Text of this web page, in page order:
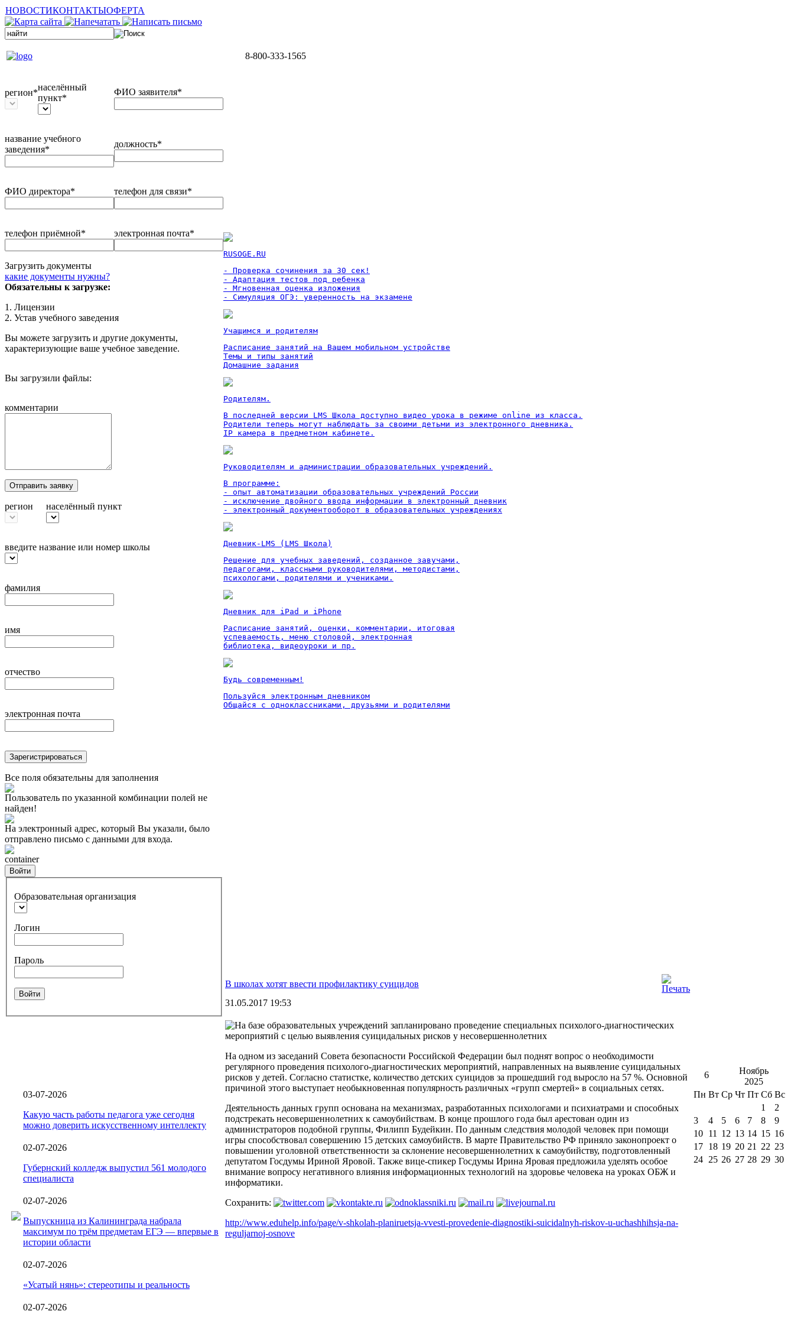
НОВОСТИКОНТАКТЫОФЕРТА
8-800-333-1565
регион*
населённый
пункт*
ФИО заявителя*
название учебного
заведения*
должность*
ФИО директора* телефон для связи*
телефон приёмной* электронная почта*
Загрузить документы
какие документы нужны?
Обязательны к загрузке:
1. Лицензии
2. Устав учебного заведения
Вы можете загрузить и другие документы,
характеризующие ваше учебное заведение.
Вы загрузили файлы:
комментарии
Отправить заявку
регион населённый пункт
введите название или номер школы
фамилия
имя
отчество
электронная почта
Зарегистрироваться
Все поля обязательны для заполнения
Пользователь по указанной комбинации полей не
найден!
На электронный адрес, который Вы указали, было
отправлено письмо с данными для входа.
container
Войти
Образовательная организация
Логин
Пароль
Войти
03-07-2026
Какую часть работы педагога уже сегодня
можно доверить искусственному интеллекту
02-07-2026
Губернский колледж выпустил 561 молодого
специалиста
02-07-2026
Выпускница из Калининграда набрала
максимум по трём предметам ЕГЭ — впервые в
истории области
02-07-2026
«Усатый нянь»: стереотипы и реальность
02-07-2026
RUSOGE.RU
- Проверка сочинения за 30 сек!
- Адаптация тестов под ребенка
- Мгновенная оценка изложения
- Симуляция ОГЭ: уверенность на экзамене
Учащимся и родителям
Расписание занятий на Вашем мобильном устройстве
Темы и типы занятий
Домашние задания
Родителям.
В последней версии LMS Школа доступно видео урока в режиме online из класса.
Родители теперь могут наблюдать за своими детьми из электронного дневника.
IP камера в предметном кабинете.
Руководителям и администрации образовательных учреждений.
В программе:
- опыт автоматизации образовательных учреждений России
- исключение двойного ввода информации в электронный дневник
- электронный документооборот в образовательных учреждениях
Дневник-LMS (LMS Школа)
Решение для учебных заведений, созданное завучами,
педагогами, классными руководителями, методистами,
психологами, родителями и учениками.
Дневник для iPad и iPhone
Расписание занятий, оценки, комментарии, итоговая
успеваемость, меню столовой, электронная
библиотека, видеоуроки и пр.
Будь современным!
Пользуйся электронным дневником
Общайся с одноклассниками, друзьями и родителями
В школах хотят ввести профилактику суицидов
31.05.2017 19:53
На одном из заседаний Совета безопасности Российской Федерации был поднят вопрос о необходимости
регулярного проведения психолого-диагностических мероприятий, направленных на выявление суицидальных
рисков у детей. Согласно статистке, количество детских суицидов за прошедший год выросло на 57 %. Основной
причиной этого выступает необыкновенная популярность различных «групп смертей» в социальных сетях.
Деятельность данных групп основана на механизмах, разработанных психологами и психиатрами и способных
подстрекать несовершеннолетних к самоубийствам. В конце прошлого года был арестован один из
администраторов подобной группы, Филипп Будейкин. По данным следствия молодой человек при помощи
игры способствовал совершению 15 детских самоубийств. В марте Правительство РФ приняло законопроект о
повышении уголовной ответственности за склонение несовершеннолетних к самоубийству, подготовленный
депутатом Госдумы Ириной Яровой. Также вице-спикер Госдумы Ирина Яровая предложила уделять особое
внимание вопросу негативного влияния информационных технологий на здоровье человека на уроках ОБЖ и
информатики.
Сохранить:
http://www.eduhelp.info/page/v-shkolah-planiruetsja-vvesti-provedenie-diagnostiki-suicidalnyh-riskov-u-uchashhihsja-na-
reguljarnoj-osnove
6
Ноябрь
2025
Пн Вт Ср Чт Пт Сб Вс
1
2
3
4 5 6 7 8
9
10 11 12 13 14 15 16
17 18 19 20 21 22 23
24 25 26 27 28 29 30